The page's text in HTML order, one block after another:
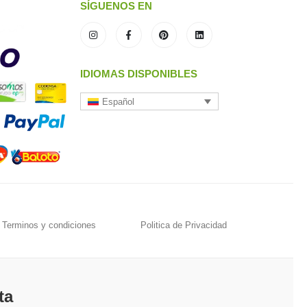
SÍGUENOS EN
IDIOMAS DISPONIBLES
Español
Terminos y condiciones Politica de Privacidad